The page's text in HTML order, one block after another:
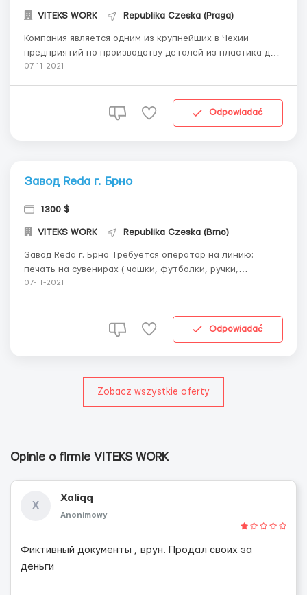
VITEKS WORK Republika Czeska (Praga)
Компания является одним из крупнейших в Чехии
предприятий по производству деталей из пластика для
автомобильной промышленности. Основную продукцию
Оператор контроля качества. Упаковщик. Оп...
07-11-2021
Odpowiadać
Завод Reda г. Брно
1300 $
VITEKS WORK Republika Czeska (Brno)
Завод Reda г. Брно Требуется оператор на линию:
печать на сувенирах ( чашки, футболки, ручки,
блокноты и т.д.) Требуются: женщины, мужчины,
220) Жилье: предоставляется на бесплатной...
07-11-2021
Odpowiadać
Zobacz wszystkie oferty
Opinie o firmie VITEKS WORK
X
Xaliqq
Anonimowy
Фиктивный документы , врун. Продал своих за
деньги